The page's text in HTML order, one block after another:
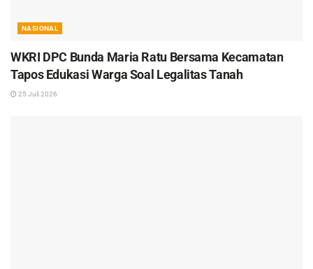
NASIONAL
WKRI DPC Bunda Maria Ratu Bersama Kecamatan
Tapos Edukasi Warga Soal Legalitas Tanah
25 Juli 2026